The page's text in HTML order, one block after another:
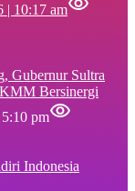
| 10:17 am
Gubernur Sultra
Bersinergi
pm
Indonesia